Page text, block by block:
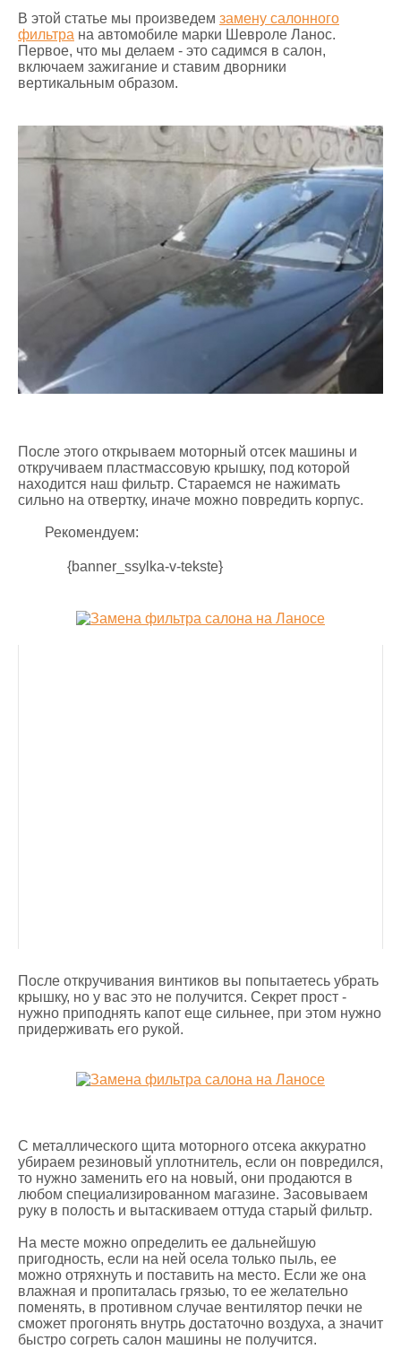
В этой статье мы произведем замену салонного
фильтра на автомобиле марки Шевроле Ланос.
Первое, что мы делаем - это садимся в салон,
включаем зажигание и ставим дворники
вертикальным образом.
После этого открываем моторный отсек машины и
откручиваем пластмассовую крышку, под которой
находится наш фильтр. Стараемся не нажимать
сильно на отвертку, иначе можно повредить корпус.
Рекомендуем:
{banner_ssylka-v-tekste}
После откручивания винтиков вы попытаетесь убрать
крышку, но у вас это не получится. Секрет прост -
нужно приподнять капот еще сильнее, при этом нужно
придерживать его рукой.
С металлического щита моторного отсека аккуратно
убираем резиновый уплотнитель, если он повредился,
то нужно заменить его на новый, они продаются в
любом специализированном магазине. Засовываем
руку в полость и вытаскиваем оттуда старый фильтр.
На месте можно определить ее дальнейшую
пригодность, если на ней осела только пыль, ее
можно отряхнуть и поставить на место. Если же она
влажная и пропиталась грязью, то ее желательно
поменять, в противном случае вентилятор печки не
сможет прогонять внутрь достаточно воздуха, а значит
быстро согреть салон машины не получится.